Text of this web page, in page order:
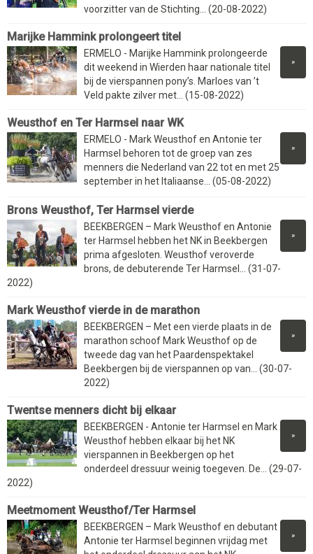
voorzitter van de Stichting... (20-08-2022)
Marijke Hammink prolongeert titel
»
ERMELO - Marijke Hammink prolongeerde
dit weekend in Wierden haar nationale titel
bij de vierspannen pony’s. Marloes van ’t
Veld pakte zilver met... (15-08-2022)
Weusthof en Ter Harmsel naar WK
»
ERMELO - Mark Weusthof en Antonie ter
Harmsel behoren tot de groep van zes
menners die Nederland van 22 tot en met 25
september in het Italiaanse... (05-08-2022)
Brons Weusthof, Ter Harmsel vierde
»
BEEKBERGEN – Mark Weusthof en Antonie
ter Harmsel hebben het NK in Beekbergen
prima afgesloten. Weusthof veroverde
brons, de debuterende Ter Harmsel... (31-07-
2022)
Mark Weusthof vierde in de marathon
»
BEEKBERGEN – Met een vierde plaats in de
marathon schoof Mark Weusthof op de
tweede dag van het Paardenspektakel
Beekbergen bij de vierspannen op van... (30-07-
2022)
Twentse menners dicht bij elkaar
»
BEEKBERGEN - Antonie ter Harmsel en Mark
Weusthof hebben elkaar bij het NK
vierspannen in Beekbergen op het
onderdeel dressuur weinig toegeven. De... (29-07-
2022)
Meetmoment Weusthof/Ter Harmsel
»
BEEKBERGEN – Mark Weusthof en debutant
Antonie ter Harmsel beginnen vrijdag met